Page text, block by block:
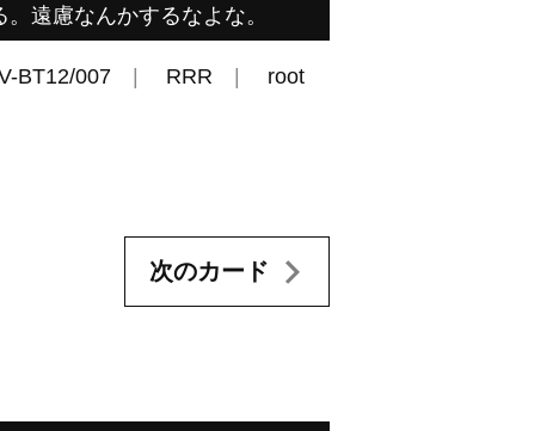
遠慮なんかするなよな。
BT12/007 RRR root
次のカード